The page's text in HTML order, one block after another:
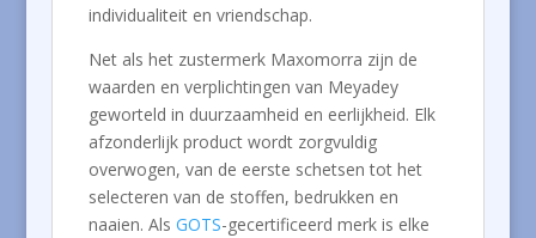
individualiteit en vriendschap.
Net als het zustermerk Maxomorra zijn de
waarden en verplichtingen van Meyadey
geworteld in duurzaamheid en eerlijkheid. Elk
afzonderlijk product wordt zorgvuldig
overwogen, van de eerste schetsen tot het
selecteren van de stoffen, bedrukken en
naaien. Als GOTS-gecertificeerd merk is elke